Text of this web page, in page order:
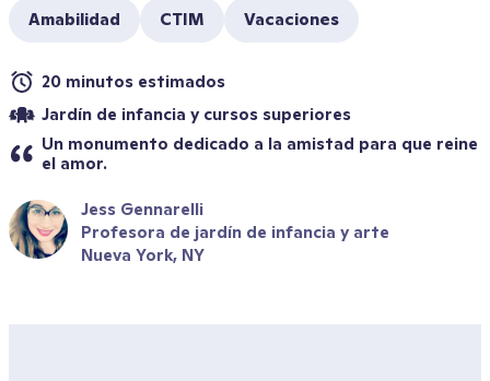
Amabilidad CTIM Vacaciones
20 minutos estimados
Jardín de infancia y cursos superiores
Un monumento dedicado a la amistad para que reine
el amor.
Jess Gennarelli
Profesora de jardín de infancia y arte
Nueva York, NY